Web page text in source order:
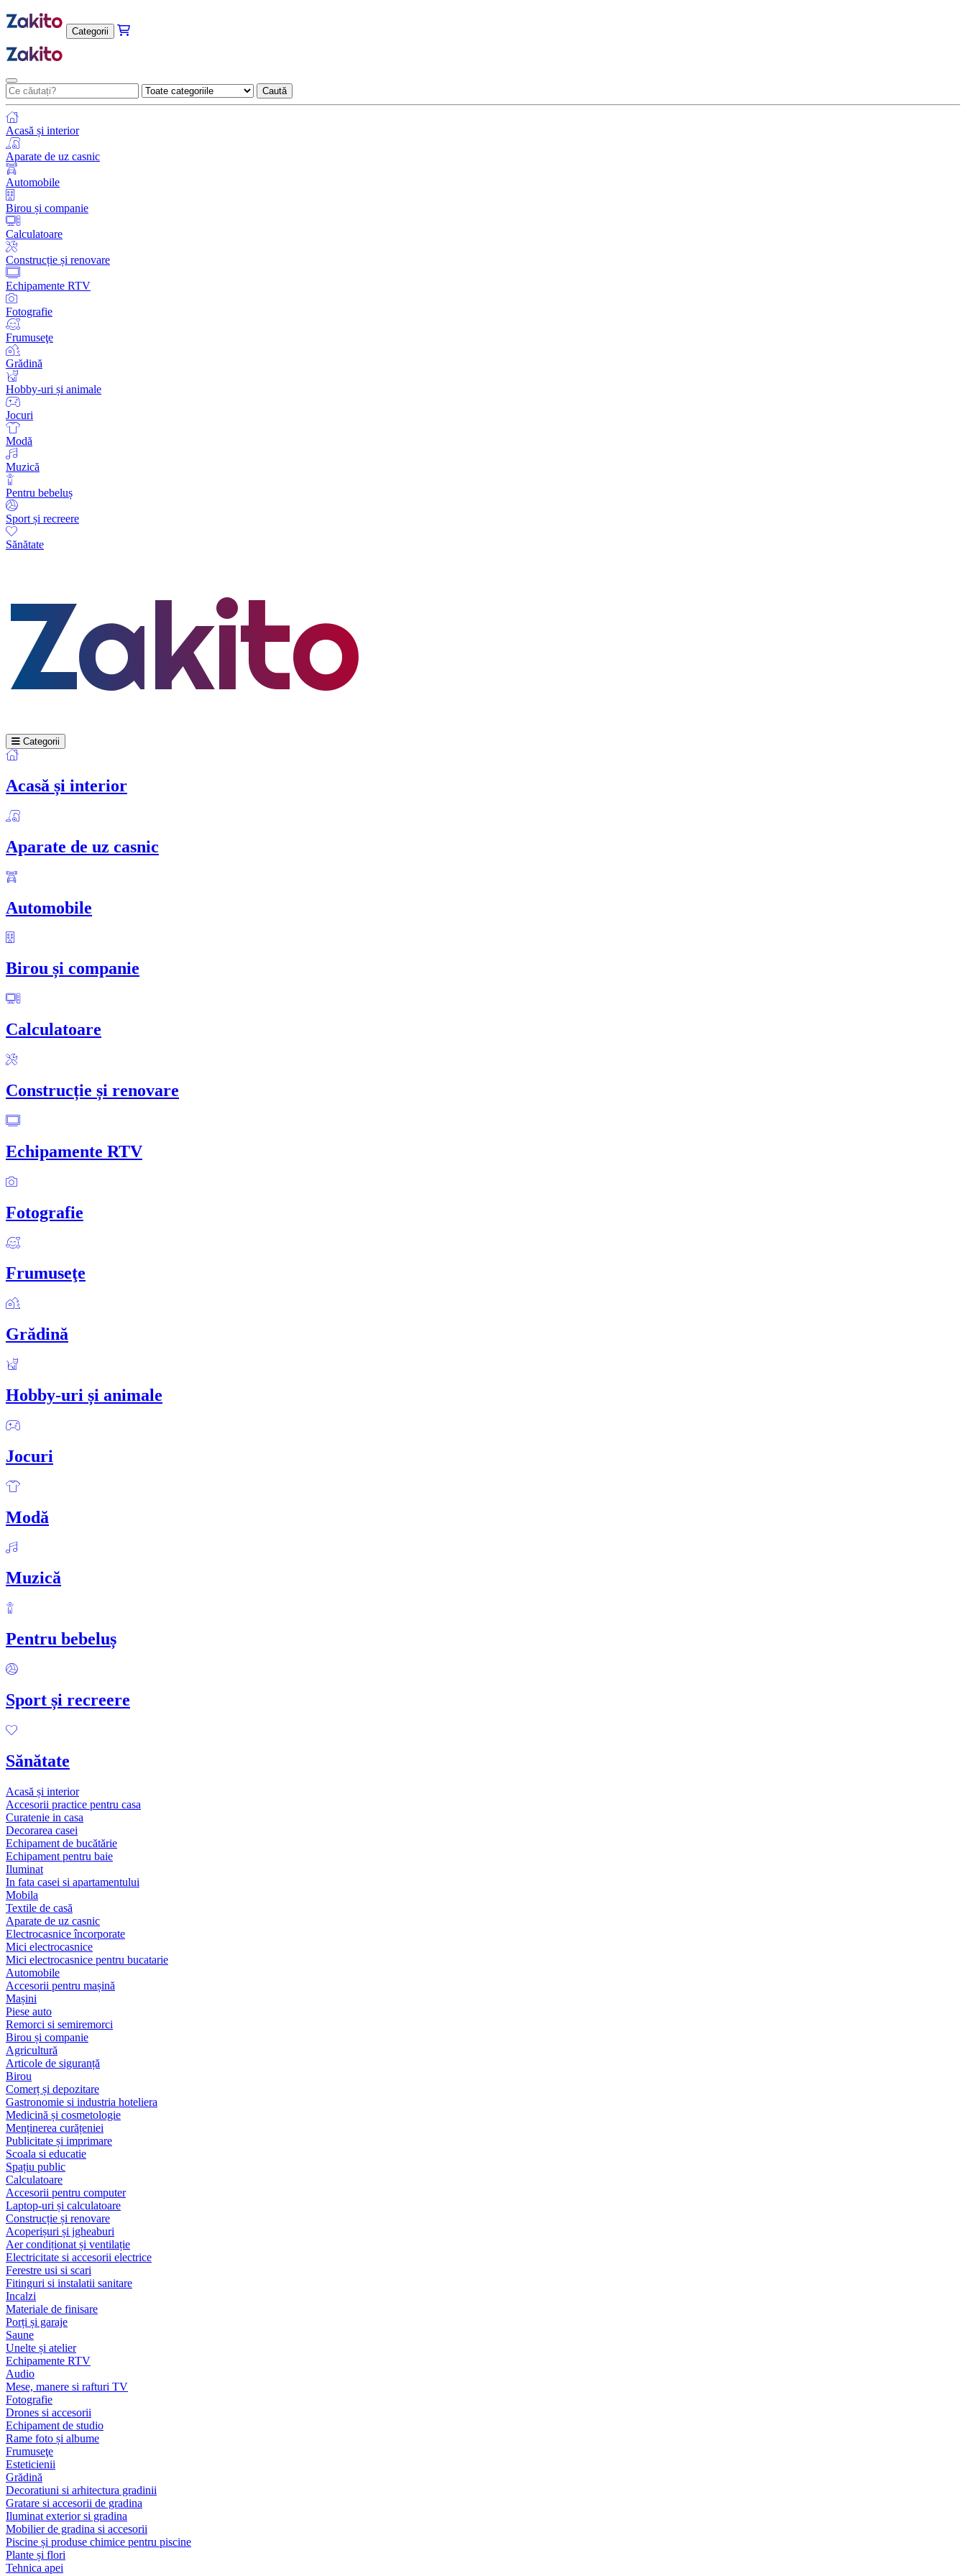
Categorii
Caută
Acasă și interior
Aparate de uz casnic
Automobile
Birou și companie
Calculatoare
Construcție și renovare
Echipamente RTV
Fotografie
Frumuseţe
Grădină
Hobby-uri și animale
Jocuri
Modă
Muzică
Pentru bebeluș
Sport și recreere
Sănătate
Categorii
Acasă și interior
Aparate de uz casnic
Automobile
Birou și companie
Calculatoare
Construcție și renovare
Echipamente RTV
Fotografie
Frumuseţe
Grădină
Hobby-uri și animale
Jocuri
Modă
Muzică
Pentru bebeluș
Sport și recreere
Sănătate
Acasă și interior
Accesorii practice pentru casa
Curatenie in casa
Decorarea casei
Echipament de bucătărie
Echipament pentru baie
Iluminat
In fata casei si apartamentului
Mobila
Textile de casă
Aparate de uz casnic
Electrocasnice încorporate
Mici electrocasnice
Mici electrocasnice pentru bucatarie
Automobile
Accesorii pentru mașină
Mașini
Piese auto
Remorci si semiremorci
Birou și companie
Agricultură
Articole de siguranță
Birou
Comerț și depozitare
Gastronomie si industria hoteliera
Medicină și cosmetologie
Menținerea curățeniei
Publicitate și imprimare
Scoala si educatie
Spațiu public
Calculatoare
Accesorii pentru computer
Laptop-uri și calculatoare
Construcție și renovare
Acoperișuri și jgheaburi
Aer condiționat și ventilație
Electricitate si accesorii electrice
Ferestre usi si scari
Fitinguri si instalatii sanitare
Incalzi
Materiale de finisare
Porți și garaje
Saune
Unelte și atelier
Echipamente RTV
Audio
Mese, manere si rafturi TV
Fotografie
Drones si accesorii
Echipament de studio
Rame foto și albume
Frumuseţe
Esteticienii
Grădină
Decoratiuni si arhitectura gradinii
Gratare si accesorii de gradina
Iluminat exterior si gradina
Mobilier de gradina si accesorii
Piscine și produse chimice pentru piscine
Plante și flori
Tehnica apei